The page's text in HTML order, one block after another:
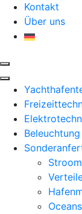
Kontakt
Über uns
Beleuchtung